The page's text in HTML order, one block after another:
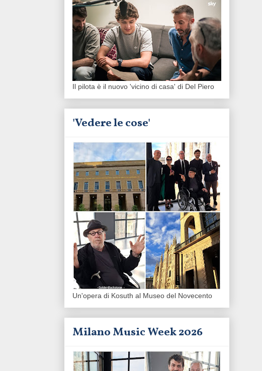
Il pilota è il nuovo 'vicino di casa' di Del Piero
'Vedere le cose'
Un'opera di Kosuth al Museo del Novecento
Milano Music Week 2026